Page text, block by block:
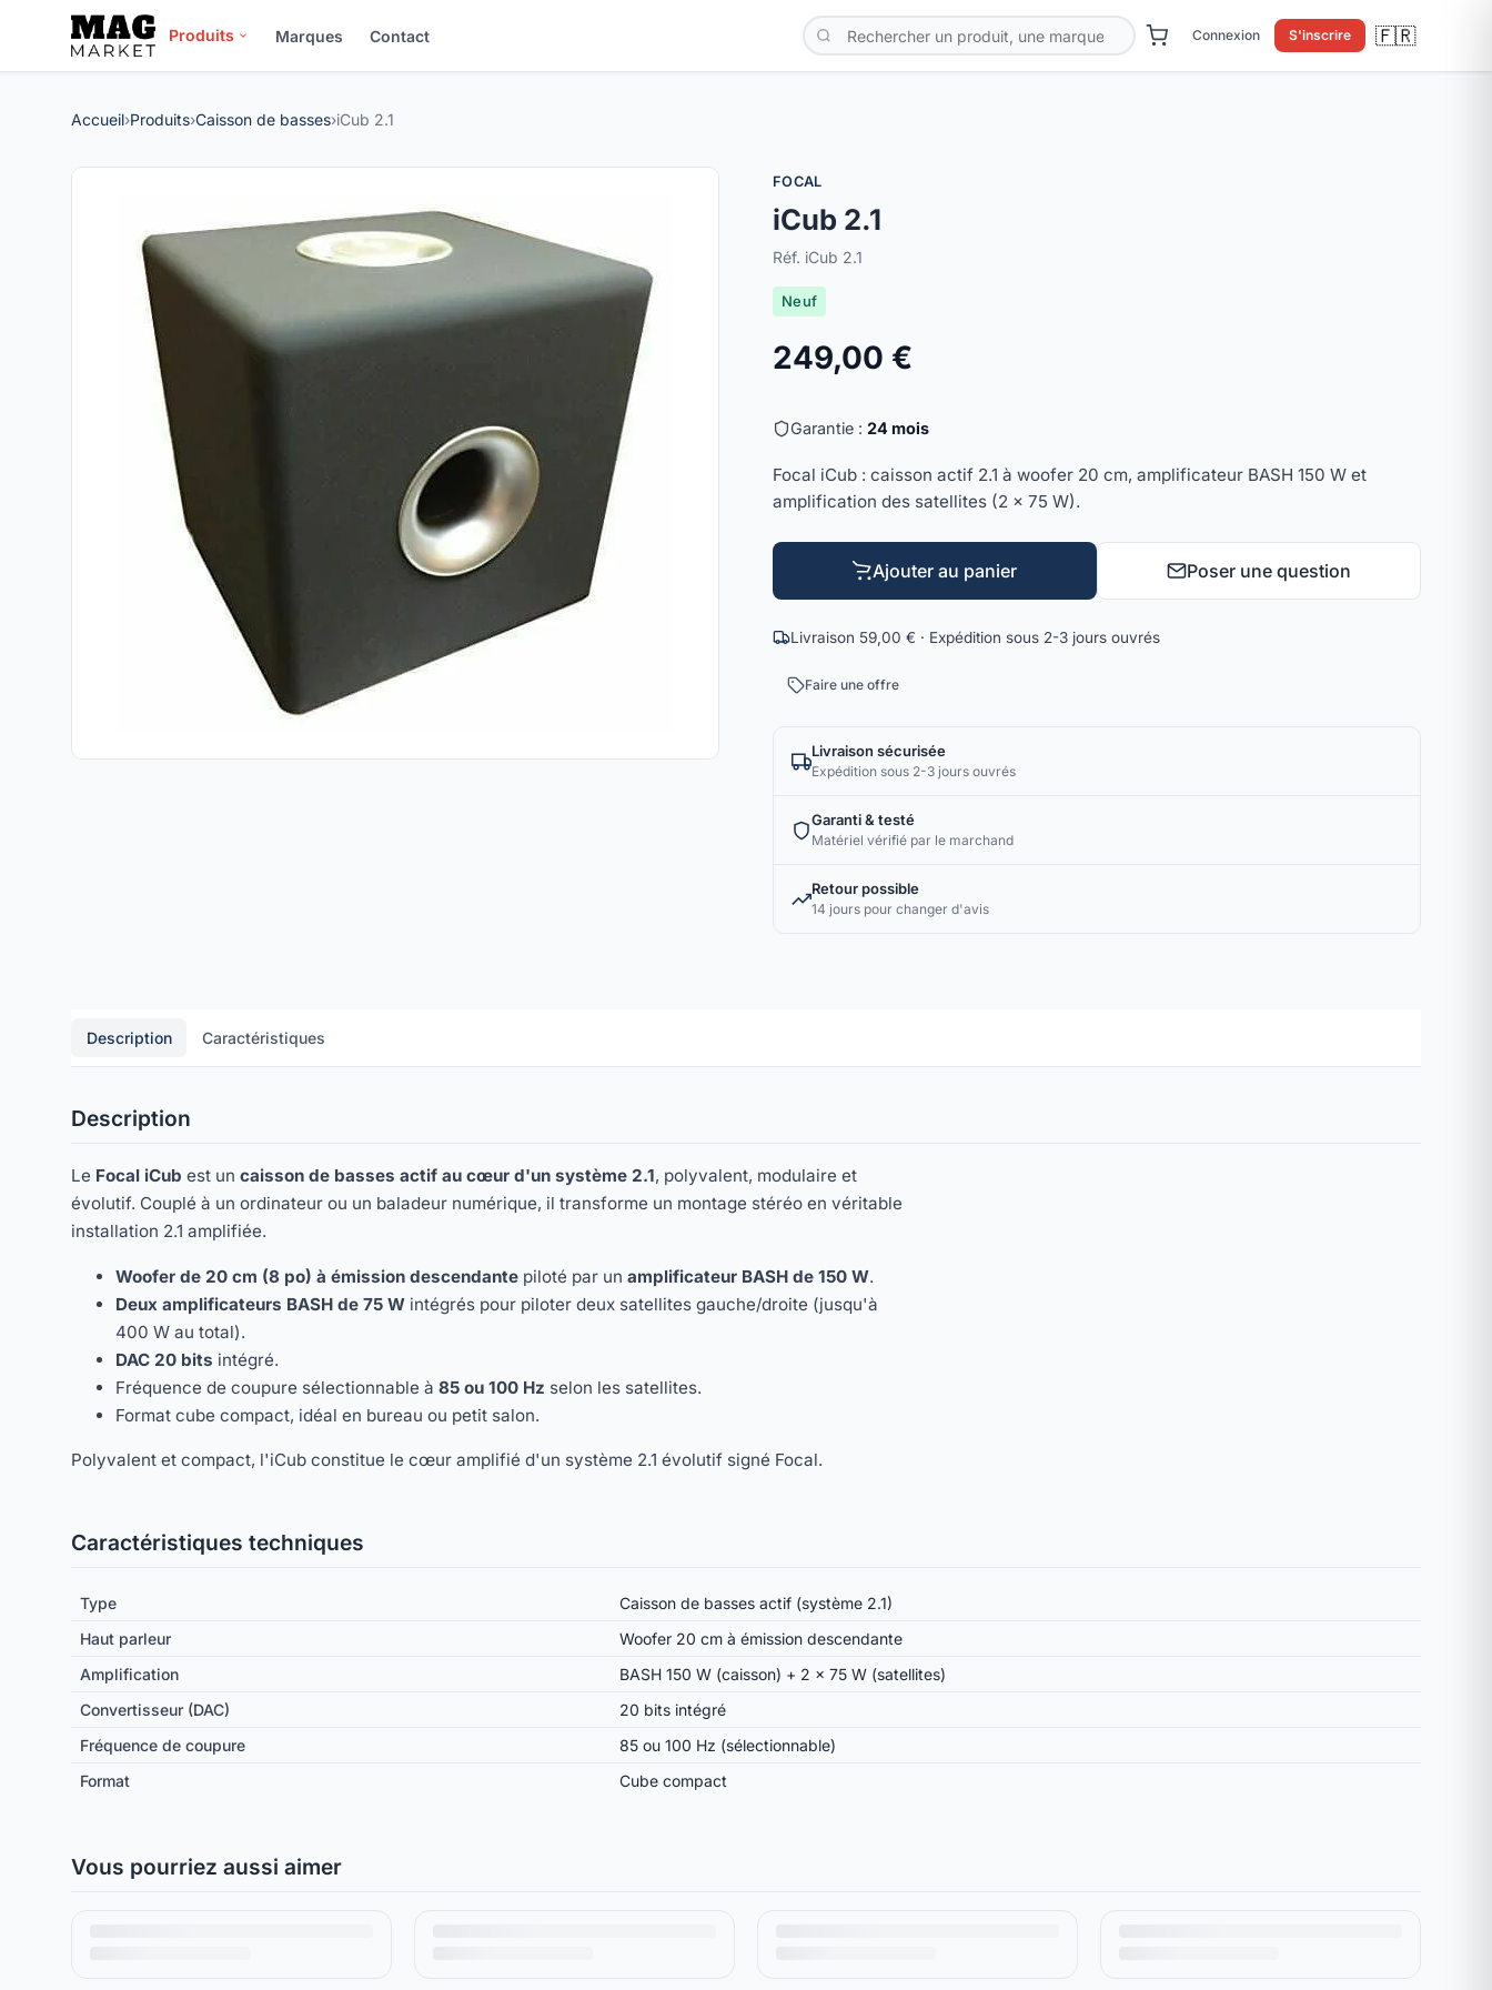
Produits Marques Contact Connexion S'inscrire 🇫🇷
Accueil›Produits›Caisson de basses›iCub 2.1
FOCAL
iCub 2.1
Réf. iCub 2.1
Neuf
249,00 €
Garantie : 24 mois
Focal iCub : caisson actif 2.1 à woofer 20 cm, amplificateur BASH 150 W et
amplification des satellites (2 × 75 W).
Ajouter au panier Poser une question
Livraison 59,00 € · Expédition sous 2-3 jours ouvrés
Faire une offre
Livraison sécurisée
Expédition sous 2-3 jours ouvrés
Garanti & testé
Matériel vérifié par le marchand
Retour possible
14 jours pour changer d'avis
Description Caractéristiques
Description
Le Focal iCub est un caisson de basses actif au cœur d'un système 2.1, polyvalent, modulaire et
évolutif. Couplé à un ordinateur ou un baladeur numérique, il transforme un montage stéréo en véritable
installation 2.1 amplifiée.
Woofer de 20 cm (8 po) à émission descendante piloté par un amplificateur BASH de 150 W.
Deux amplificateurs BASH de 75 W intégrés pour piloter deux satellites gauche/droite (jusqu'à
400 W au total).
DAC 20 bits intégré.
Fréquence de coupure sélectionnable à 85 ou 100 Hz selon les satellites.
Format cube compact, idéal en bureau ou petit salon.
Polyvalent et compact, l'iCub constitue le cœur amplifié d'un système 2.1 évolutif signé Focal.
Caractéristiques techniques
Type
Caisson de basses actif (système 2.1)
Haut parleur
Woofer 20 cm à émission descendante
Amplification
BASH 150 W (caisson) + 2 × 75 W (satellites)
Convertisseur (DAC)
20 bits intégré
Fréquence de coupure
85 ou 100 Hz (sélectionnable)
Format
Cube compact
Vous pourriez aussi aimer